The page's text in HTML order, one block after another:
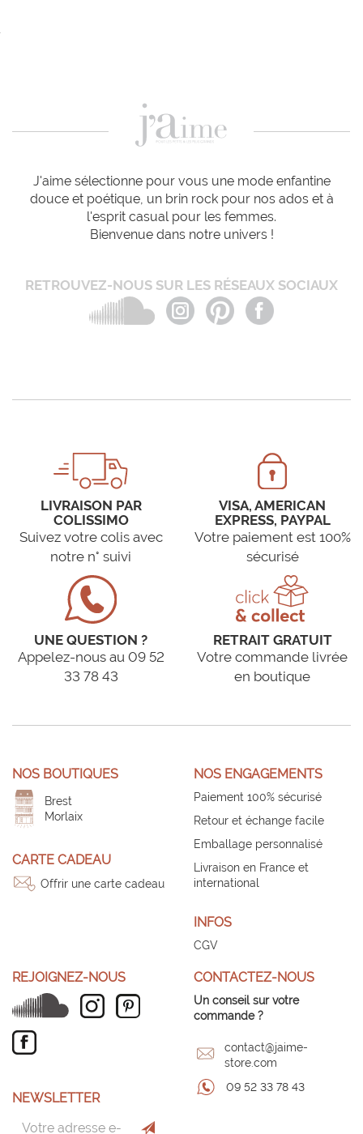
J'aime sélectionne pour vous une mode enfantine
douce et poétique, un brin rock pour nos ados et à
l'esprit casual pour les femmes.
Bienvenue dans notre univers !
RETROUVEZ-NOUS SUR LES RÉSEAUX SOCIAUX
LIVRAISON PAR
COLISSIMO
Suivez votre colis avec
notre n° suivi
VISA, AMERICAN
EXPRESS, PAYPAL
Votre paiement est 100%
sécurisé
UNE QUESTION ?
Appelez-nous au 09 52
33 78 43
RETRAIT GRATUIT
Votre commande livrée
en boutique
NOS BOUTIQUES
Brest
Morlaix
CARTE CADEAU
Offrir une carte cadeau
NOS ENGAGEMENTS
Paiement 100% sécurisé
Retour et échange facile
Emballage personnalisé
Livraison en France et
international
INFOS
CGV
REJOIGNEZ-NOUS
NEWSLETTER
CONTACTEZ-NOUS
Un conseil sur votre
commande ?
contact@jaime-
store.com
09 52 33 78 43